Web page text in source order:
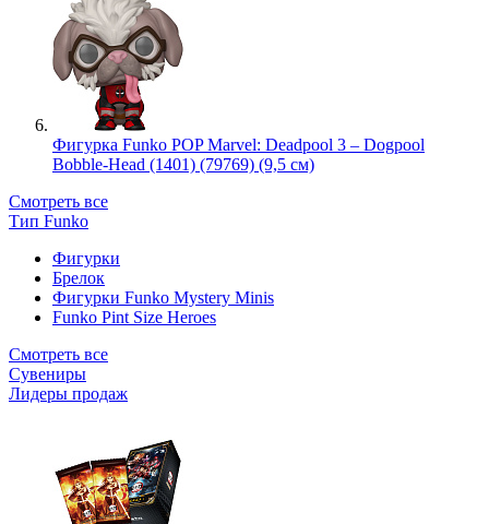
Фигурка Funko POP Marvel: Deadpool 3 – Dogpool
Bobble-Head (1401) (79769) (9,5 см)
Смотреть все
Тип Funko
Фигурки
Брелок
Фигурки Funko Mystery Minis
Funko Pint Size Heroes
Смотреть все
Сувениры
Лидеры продаж